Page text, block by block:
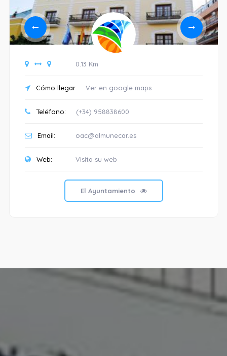
0.13 Km
Cómo llegar Ver en google maps
Teléfono: (+34) 958838600
Email: oac@almunecar.es
Web: Visita su web
El Ayuntamiento